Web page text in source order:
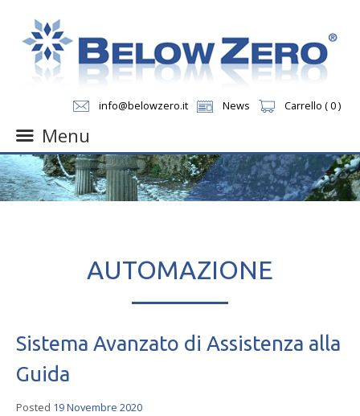
info@belowzero.it News Carrello ( 0 )
Menu
Skip
to
content
AUTOMAZIONE
Sistema Avanzato di Assistenza alla
Guida
Posted 19 Novembre 2020